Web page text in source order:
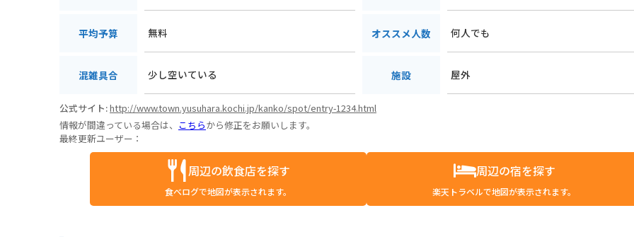
平均予算 無料 オススメ人数 何人でも
混雑具合 少し空いている 施設 屋外
公式サイト:http://www.town.yusuhara.kochi.jp/kanko/spot/entry-1234.html
情報が間違っている場合は、 こちらから修正をお願いします。
最終更新ユーザー：
周辺の飲食店を探す
食べログで地図が表示されます。
周辺の宿を探す
楽天トラベルで地図が表示されます。